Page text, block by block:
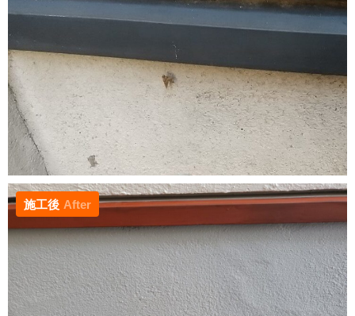
施工後 After